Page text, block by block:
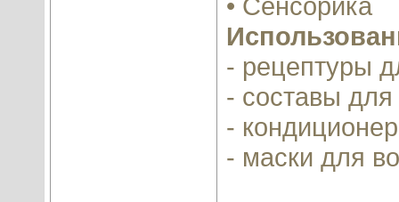
- рецептуры
- составы
-
- маски для